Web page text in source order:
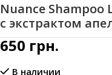
Nuance
с экстрактом
650 грн.
В наличии